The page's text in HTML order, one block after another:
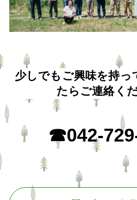
少しでもご興味を持っ
たらご連絡く
☎042-